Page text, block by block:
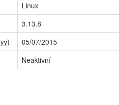
Linux
3.13.8
05/07/2015
Neaktivní